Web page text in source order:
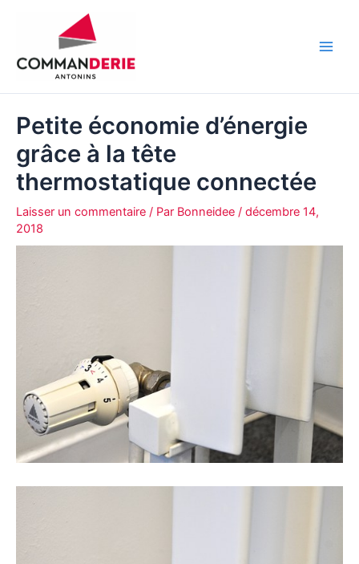
Petite économie d’énergie
grâce à la tête
thermostatique connectée
Laisser un commentaire / Par Bonneidee / décembre 14,
2018